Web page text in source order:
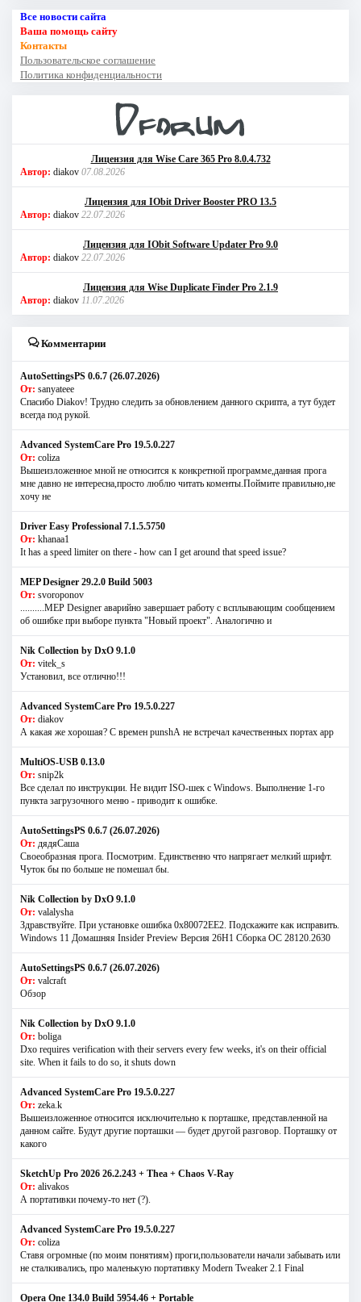
Все новости сайта
Ваша помощь сайту
Контакты
Пользовательское соглашение
Политика конфиденциальности
Лицензия для Wise Care 365 Pro 8.0.4.732
Автор: diakov 07.08.2026
Лицензия для IObit Driver Booster PRO 13.5
Автор: diakov 22.07.2026
Лицензия для IObit Software Updater Pro 9.0
Автор: diakov 22.07.2026
Лицензия для Wise Duplicate Finder Pro 2.1.9
Автор: diakov 11.07.2026
Комментарии
AutoSettingsPS 0.6.7 (26.07.2026)
От: sanyateee
Спасибо Diakov! Трудно следить за обновлением данного скрипта, а тут будет
всегда под рукой.
Advanced SystemCare Pro 19.5.0.227
От: coliza
Вышеизложенное мной не относится к конкретной программе,данная прога
мне давно не интересна,просто люблю читать коменты.Поймите правильно,не
хочу не
Driver Easy Professional 7.1.5.5750
От: khanaa1
It has a speed limiter on there - how can I get around that speed issue?
MEP Designer 29.2.0 Build 5003
От: svoroponov
..........MEP Designer аварийно завершает работу с всплывающим сообщением
об ошибке при выборе пункта "Новый проект". Аналогично и
Nik Collection by DxO 9.1.0
От: vitek_s
Установил, все отлично!!!
Advanced SystemCare Pro 19.5.0.227
От: diakov
А какая же хорошая? С времен punshА не встречал качественных портах app
MultiOS-USB 0.13.0
От: snip2k
Все сделал по инструкции. Не видит ISO-шек с Windows. Выполнение 1-го
пункта загрузочного меню - приводит к ошибке.
AutoSettingsPS 0.6.7 (26.07.2026)
От: дядяСаша
Своеобразная прога. Посмотрим. Единственно что напрягает мелкий шрифт.
Чуток бы по больше не помешал бы.
Nik Collection by DxO 9.1.0
От: valalysha
Здравствуйте. При установке ошибка 0х80072EE2. Подскажите как исправить.
Windows 11 Домашняя Insider Preview Версия 26H1 Сборка ОС 28120.2630
AutoSettingsPS 0.6.7 (26.07.2026)
От: valcraft
Обзор
Nik Collection by DxO 9.1.0
От: boliga
Dxo requires verification with their servers every few weeks, it's on their official
site. When it fails to do so, it shuts down
Advanced SystemCare Pro 19.5.0.227
От: zeka.k
Вышеизложенное относится исключительно к порташке, представленной на
данном сайте. Будут другие порташки — будет другой разговор. Порташку от
какого
SketchUp Pro 2026 26.2.243 + Thea + Chaos V-Ray
От: alivakos
А портативки почему-то нет (?).
Advanced SystemCare Pro 19.5.0.227
От: coliza
Ставя огромные (по моим понятиям) проги,пользователи начали забывать или
не сталкивались, про маленькую портативку Modern Tweaker 2.1 Final
Opera One 134.0 Build 5954.46 + Portable